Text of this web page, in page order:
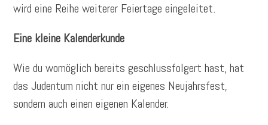
wird eine Reihe weiterer Feiertage eingeleitet.
Eine kleine Kalenderkunde
Wie du womöglich bereits geschlussfolgert hast, hat
das Judentum nicht nur ein eigenes Neujahrsfest,
sondern auch einen eigenen Kalender.